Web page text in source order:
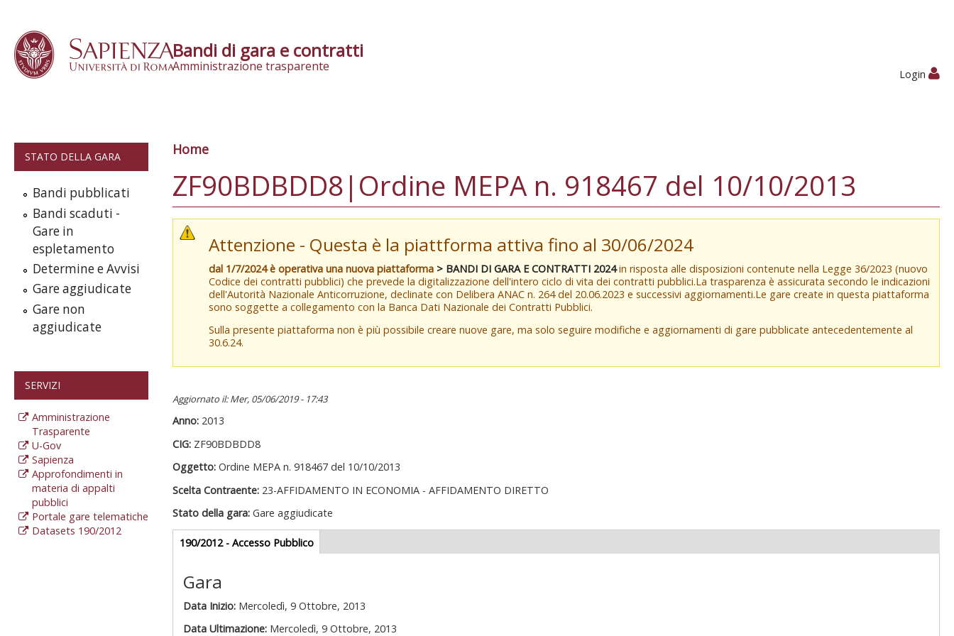
Bandi di gara e contratti
Amministrazione trasparente
Login
STATO DELLA GARA
Bandi pubblicati
Bandi scaduti -
Gare in
espletamento
Determine e Avvisi
Gare aggiudicate
Gare non
aggiudicate
SERVIZI
Amministrazione
Trasparente
U-Gov
Sapienza
Approfondimenti in
materia di appalti
pubblici
Portale gare telematiche
Datasets 190/2012
Tu sei qui
Home
ZF90BDBDD8|Ordine MEPA n. 918467 del 10/10/2013
Attenzione - Questa è la piattforma attiva fino al 30/06/2024
dal 1/7/2024 è operativa una nuova piattaforma > BANDI DI GARA E CONTRATTI 2024in risposta alle disposizioni contenute nella Legge 36/2023 (nuovo
Codice dei contratti pubblici) che prevede la digitalizzazione dell'intero ciclo di vita dei contratti pubblici.La trasparenza è assicurata secondo le indicazioni
dell'Autorità Nazionale Anticorruzione, declinate con Delibera ANAC n. 264 del 20.06.2023 e successivi aggiornamenti.Le gare create in questa piattaforma
sono soggette a collegamento con la Banca Dati Nazionale dei Contratti Pubblici.
Sulla presente piattaforma non è più possibile creare nuove gare, ma solo seguire modifiche e aggiornamenti di gare pubblicate antecedentemente al
30.6.24.
Aggiornato il: Mer, 05/06/2019 - 17:43
Anno: 2013
CIG: ZF90BDBDD8
Oggetto: Ordine MEPA n. 918467 del 10/10/2013
Scelta Contraente: 23-AFFIDAMENTO IN ECONOMIA - AFFIDAMENTO DIRETTO
Stato della gara: Gare aggiudicate
Gare appalti
190/2012 - Accesso Pubblico(scheda
attiva)
Gara
Data Inizio: Mercoledì, 9 Ottobre, 2013
Data Ultimazione: Mercoledì, 9 Ottobre, 2013